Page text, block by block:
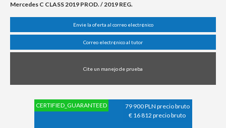
Mercedes C CLASS 2019 PROD. / 2019 REG.
Envie la oferta al correo electr¢nico
Correo electr¢nico al tutor
Cite un manejo de prueba
79 900 PLN precio bruto
€ 16 812 precio bruto
CERTIFIED_GUARANTEED